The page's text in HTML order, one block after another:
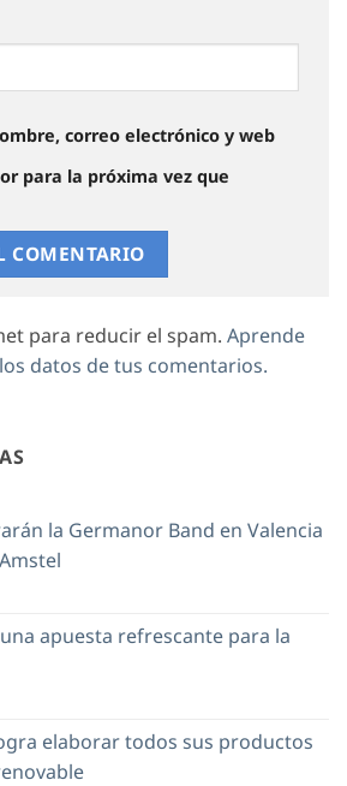
correo electrónico y web
para la próxima vez que
para reducir el spam. Aprende
datos de tus comentarios.
la Germanor Band en Valencia
apuesta refrescante para la
elaborar todos sus productos